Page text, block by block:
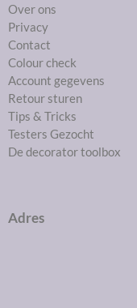
Over ons
Privacy
Contact
Colour check
Account gegevens
Retour sturen
Tips & Tricks
Testers Gezocht
De decorator toolbox
Adres